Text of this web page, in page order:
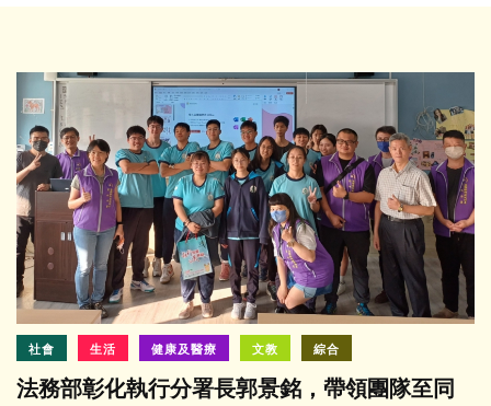
社會 生活 健康及醫療 文教 綜合
法務部彰化執行分署長郭景銘，帶領團隊至同